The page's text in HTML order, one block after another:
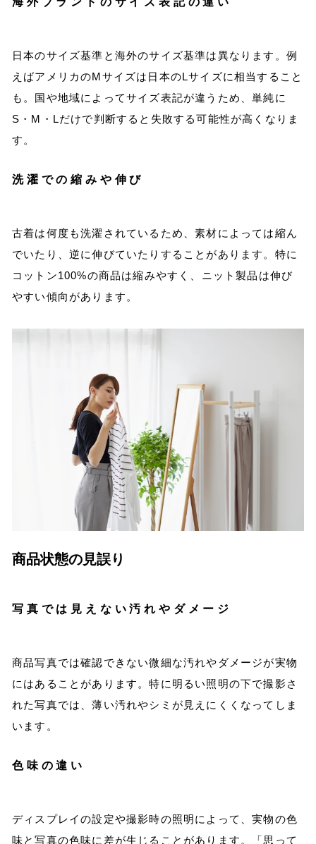
日本のサイズ基準と海外のサイズ基準は異なります。例
えばアメリカのMサイズは日本のLサイズに相当すること
も。国や地域によってサイズ表記が違うため、単純に
S・M・Lだけで判断すると失敗する可能性が高くなりま
す。
洗濯での縮みや伸び
古着は何度も洗濯されているため、素材によっては縮ん
でいたり、逆に伸びていたりすることがあります。特に
コットン100%の商品は縮みやすく、ニット製品は伸び
やすい傾向があります。
商品状態の見誤り
写真では見えない汚れやダメージ
商品写真では確認できない微細な汚れやダメージが実物
にはあることがあります。特に明るい照明の下で撮影さ
れた写真では、薄い汚れやシミが見えにくくなってしま
います。
色味の違い
ディスプレイの設定や撮影時の照明によって、実物の色
味と写真の色味に差が生じることがあります。「思って